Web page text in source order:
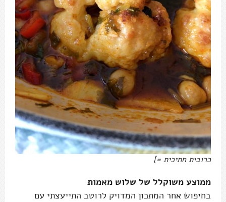
כרובית חתיכית =]
ממוצע משוקלל של שלוש מאמות
בחיפוש אחר המתכון המדויק לרוטב התייעצתי עם